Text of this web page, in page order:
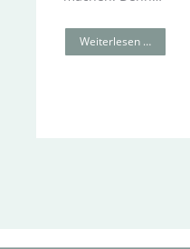
Weiterlesen …